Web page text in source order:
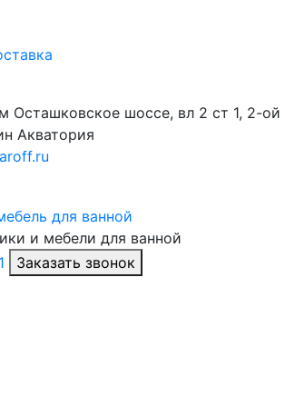
Осташковское шоссе, вл 2 ст 1, 2-ой
Акватория
и мебели для ванной
Заказать звонок